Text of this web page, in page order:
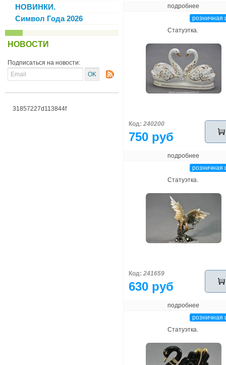
НОВИНКИ.
Символ Года 2026
НОВОСТИ
Подписаться на новости:
31857227d113844f
подробнее
розничная
Статуэтка.
Код: 240200
750 руб
подробнее
розничная
Статуэтка.
Код: 241659
630 руб
подробнее
розничная
Статуэтка.